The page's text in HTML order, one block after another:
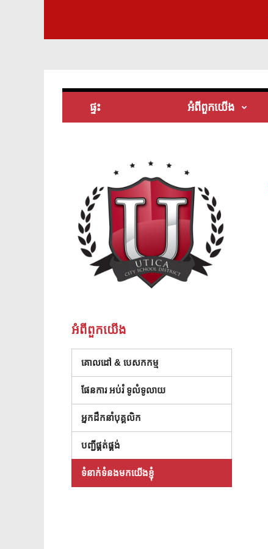
ផ្ទះ អំពី​ពួក​យើង
អំពី​ពួក​យើង
គោលដៅ & បេសកកម្ម
ផែនការ អប់រំ ទូលំទូលាយ
អ្នកដឹកនាំបុគ្គលិក
បញ្ជីផ្គត់ផ្គង់
ទំនាក់ទំនងមកយើងខ្ញុំ